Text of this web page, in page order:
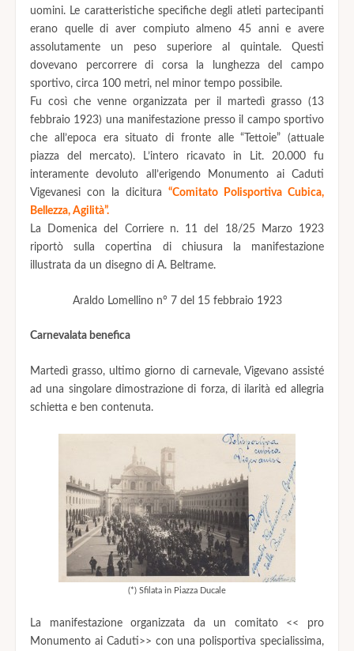
uomini. Le caratteristiche specifiche degli atleti partecipanti
erano quelle di aver compiuto almeno 45 anni e avere
assolutamente un peso superiore al quintale. Questi
dovevano percorrere di corsa la lunghezza del campo
sportivo, circa 100 metri, nel minor tempo possibile.
Fu così che venne organizzata per il martedì grasso (13
febbraio 1923) una manifestazione presso il campo sportivo
che all’epoca era situato di fronte alle “Tettoie” (attuale
piazza del mercato). L’intero ricavato in Lit. 20.000 fu
interamente devoluto all’erigendo Monumento ai Caduti
Vigevanesi con la dicitura “Comitato Polisportiva Cubica,
Bellezza, Agilità”.
La Domenica del Corriere n. 11 del 18/25 Marzo 1923
riportò sulla copertina di chiusura la manifestazione
illustrata da un disegno di A. Beltrame.
Araldo Lomellino n° 7 del 15 febbraio 1923
Carnevalata benefica
Martedì grasso, ultimo giorno di carnevale, Vigevano assisté
ad una singolare dimostrazione di forza, di ilarità ed allegria
schietta e ben contenuta.
(*) Sfilata in Piazza Ducale
La manifestazione organizzata da un comitato << pro
Monumento ai Caduti>> con una polisportiva specialissima,